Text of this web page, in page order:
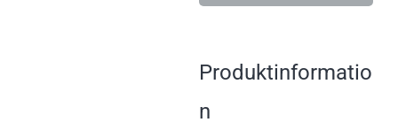
Produktinformatio
n